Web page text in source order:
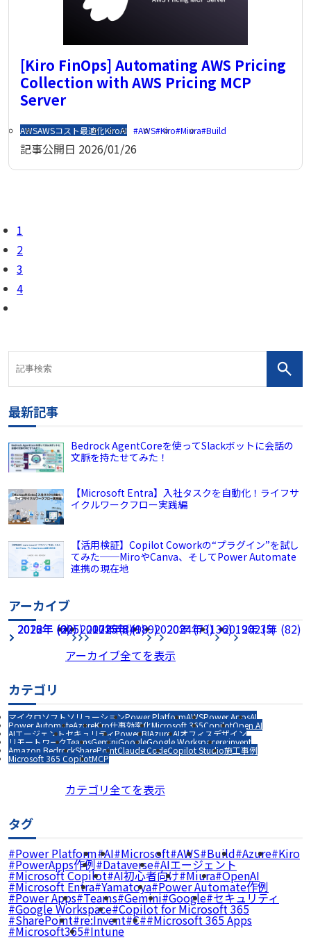
[Kiro FinOps] Automating AWS Pricing
Collection with AWS Pricing MCP
Server
AWSAWSコスト最適化KiroAI AWS Kiro Miura Build
記事公開日 2026/01/26
1
2
3
4
最新記事
Bedrock AgentCoreを使ってSlackボットに会話の
文脈を持たせてみた！
【Microsoft Entra】入社タスクを自動化！ライフサ
イクルワークフロー実践編
【活用検証】Copilot Coworkの“プラグイン”を試し
てみた──MiroやCanva、そしてPower Automate
連携の現在地
アーカイブ
2026年 (225) 2025年 (189) 2024年 (136) 2023年 (82)
2022年 (60) 2021年 (49) 2020年 (73) 2019年 (5)
2018年 (2) 2017年 (8)
アーカイブ全てを表示
カテゴリ
マイクロソフトソリューションPower PlatformAWSPower AppsAI
Power AutomateAzureKiro仕事効率化Microsoft 365CopilotOpen AI
AIエージェントセキュリティPower BIAzure AIオフィスデザイン
リモートワークTeamsGeminiGoogleGoogle Workspacere:invent
Amazon BedrockSharePointClaude CodeCopilot Studio施工事例
Microsoft 365 CopilotMCP
カテゴリ全てを表示
タグ
Power Platform AI Microsoft AWS Build Azure Kiro
PowerApps作例 Dataverse AIエージェント
Microsoft Copilot AI初心者向け Miura OpenAI
Microsoft Entra Yamatoya Power Automate作例
Power Apps Teams Gemini Google セキュリティ
Google Workspace Copilot for Microsoft 365
SharePoint re:Invent C# Microsoft 365 Apps
Microsoft365 Intune